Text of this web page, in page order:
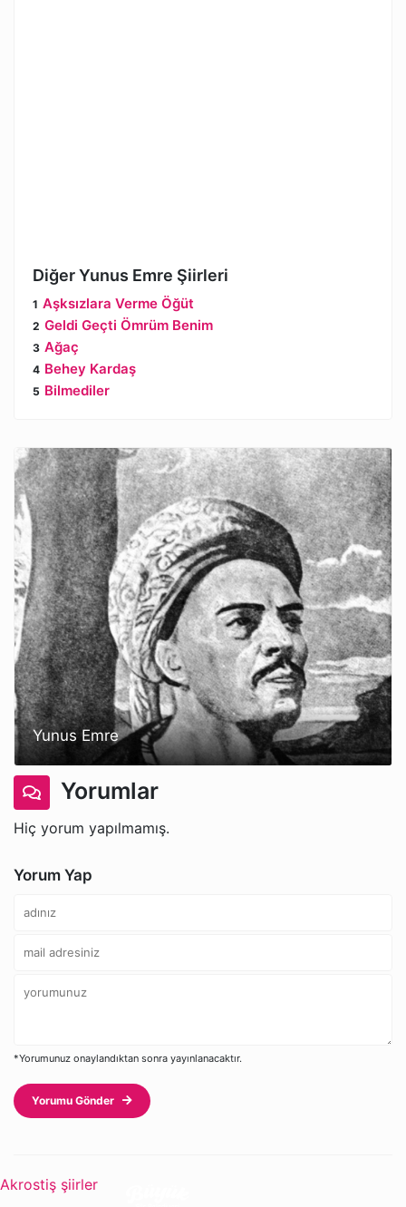
Diğer Yunus Emre Şiirleri
Aşksızlara Verme Öğüt
Geldi Geçti Ömrüm Benim
Ağaç
Behey Kardaş
Bilmediler
Yunus Emre
Yorumlar
Hiç yorum yapılmamış.
Yorum Yap
*Yorumunuz onaylandıktan sonra yayınlanacaktır.
Yorumu Gönder
Akrostiş şiirler